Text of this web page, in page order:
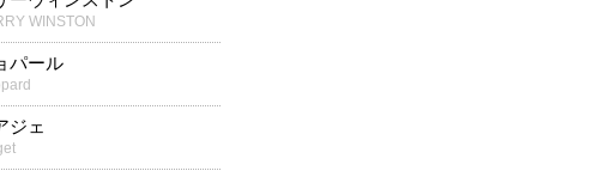
WINSTON
パール
ジェ